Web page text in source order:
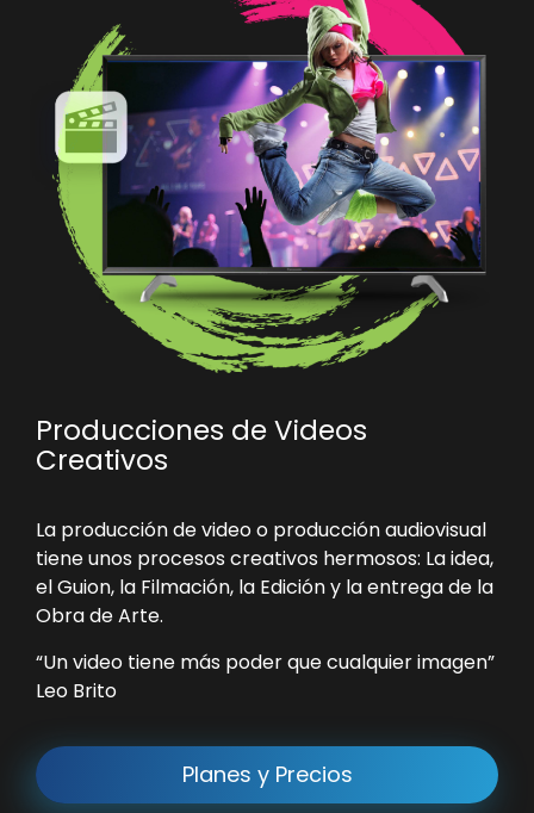
Producciones de Videos
Creativos
La producción de videoo producción audiovisual
tiene unos procesos creativos hermosos: La idea,
el Guion, la Filmación, la Edición y la entrega de la
Obra de Arte.
“Un video tiene más poder que cualquier imagen”
Leo Brito
Planes y Precios